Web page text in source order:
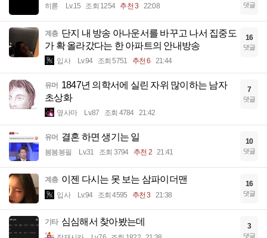
히롣 Lv.15 조회 1254 추천 3 22:08 댓글
계층 단지 내 방송 아나운서를 바꾸고 나서 집중도
가 확 올라갔다는 한 아파트의 안내방송
입사 Lv.94 조회 5751 추천 6 21:44
16
댓글
유머 1847년 의학서에 실린 자위 많이하는 남자
초상화
옆사마 Lv.87 조회 4784 21:42
7
댓글
유머 결혼 하면 생기는 일
봄봄봉필 Lv.31 조회 3794 추천 2 21:41
10
댓글
계층 이젠 다시는 못 보는 삼파이더맨
입사 Lv.94 조회 4595 추천 3 21:38
16
댓글
기타 심심해서 찾아봤는데 3
댓글